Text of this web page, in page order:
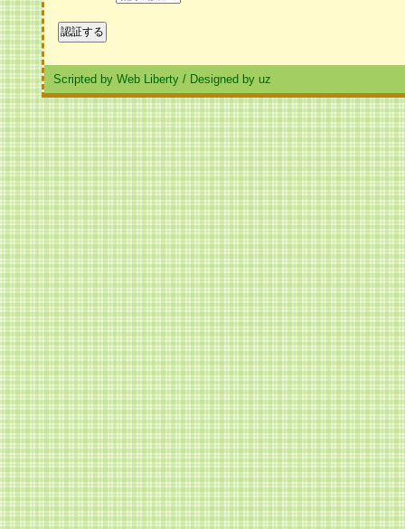
Scripted by Web Liberty / Designed by uz